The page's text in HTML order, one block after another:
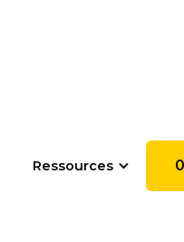
Ressources